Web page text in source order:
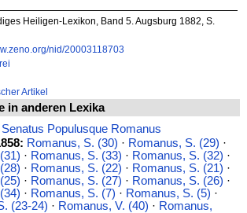
Heiligen-Lexikon, Band 5. Augsburg 1882, S.
nid/20003118703
Artikel
in anderen Lexika
Senatus Populusque Romanus
Romanus, S. (30) · Romanus, S. (29) ·
· Romanus, S. (33) · Romanus, S. (32) ·
· Romanus, S. (22) · Romanus, S. (21) ·
· Romanus, S. (27) · Romanus, S. (26) ·
· Romanus, S. (7) · Romanus, S. (5) ·
(23-24) · Romanus, V. (40) · Romanus,